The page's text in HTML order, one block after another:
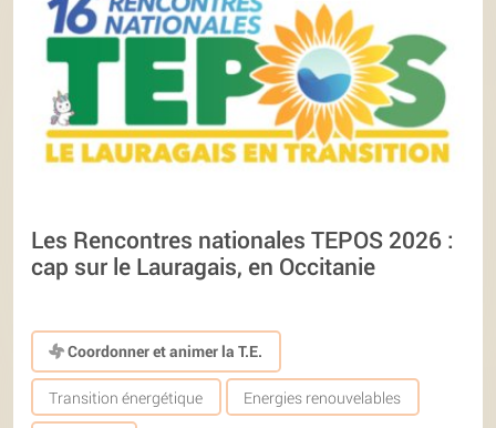
Les Rencontres nationales TEPOS 2026 :
cap sur le Lauragais, en Occitanie
Coordonner et animer la T.E.
Transition énergétique Energies renouvelables